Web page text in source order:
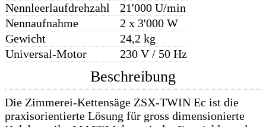
Nennleerlaufdrehzahl
21'000 U/min
Nennaufnahme
2 x 3'000 W
Gewicht
24,2 kg
Universal-Motor
230 V / 50 Hz
Beschreibung
Die Zimmerei-Kettensäge ZSX-TWIN Ec ist die
praxisorientierte Lösung für gross dimensionierte